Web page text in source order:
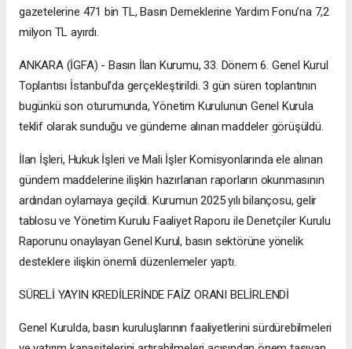
gazetelerine 471 bin TL, Basın Derneklerine Yardım Fonu’na 7,2
milyon TL ayırdı.
ANKARA (İGFA) - Basın İlan Kurumu, 33. Dönem 6. Genel Kurul
Toplantısı İstanbul’da gerçekleştirildi. 3 gün süren toplantının
bugünkü son oturumunda, Yönetim Kurulunun Genel Kurula
teklif olarak sunduğu ve gündeme alınan maddeler görüşüldü.
İlan İşleri, Hukuk İşleri ve Mali İşler Komisyonlarında ele alınan
gündem maddelerine ilişkin hazırlanan raporların okunmasının
ardından oylamaya geçildi. Kurumun 2025 yılı bilançosu, gelir
tablosu ve Yönetim Kurulu Faaliyet Raporu ile Denetçiler Kurulu
Raporunu onaylayan Genel Kurul, basın sektörüne yönelik
desteklere ilişkin önemli düzenlemeler yaptı.
SÜRELİ YAYIN KREDİLERİNDE FAİZ ORANI BELİRLENDİ
Genel Kurulda, basın kuruluşlarının faaliyetlerini sürdürebilmeleri